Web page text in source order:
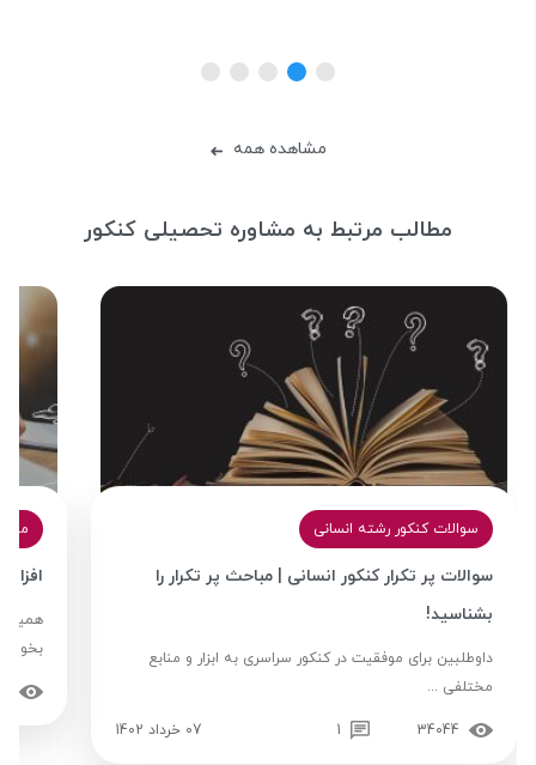
مشاهده همه ➜
مطالب مرتبط به مشاوره تحصیلی کنکور
سوالات کنکور رشته انسانی
سوالات پر تکرار کنکور انسانی | مباحث پر تکرار را
بشناسید!
داوطلبین برای موفقیت در کنکور سراسری به ابزار و منابع
مختلفی ...
34044
1 07 خرداد 1402